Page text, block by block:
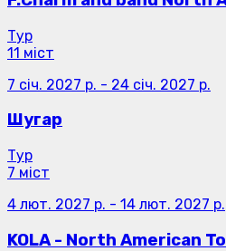
Тур
11 міст
7 січ. 2027 р. - 24 січ. 2027 р.
Шугар
Тур
7 міст
4 лют. 2027 р. - 14 лют. 2027 р.
KOLA - North American